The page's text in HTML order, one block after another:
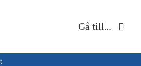
Gå till...